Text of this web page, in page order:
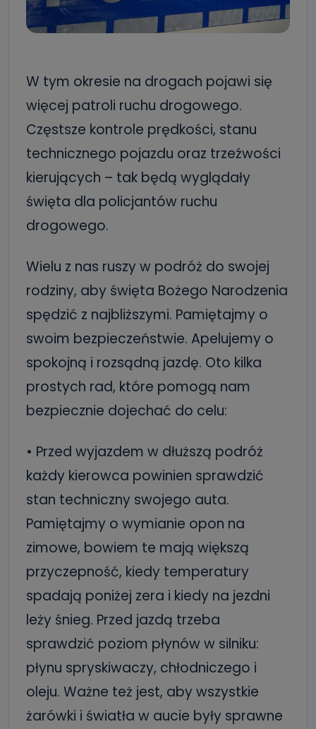
W tym okresie na drogach pojawi się
więcej patroli ruchu drogowego.
Częstsze kontrole prędkości, stanu
technicznego pojazdu oraz trzeźwości
kierujących – tak będą wyglądały
święta dla policjantów ruchu
drogowego.
Wielu z nas ruszy w podróż do swojej
rodziny, aby święta Bożego Narodzenia
spędzić z najbliższymi. Pamiętajmy o
swoim bezpieczeństwie. Apelujemy o
spokojną i rozsądną jazdę. Oto kilka
prostych rad, które pomogą nam
bezpiecznie dojechać do celu:
• Przed wyjazdem w dłuższą podróż
każdy kierowca powinien sprawdzić
stan techniczny swojego auta.
Pamiętajmy o wymianie opon na
zimowe, bowiem te mają większą
przyczepność, kiedy temperatury
spadają poniżej zera i kiedy na jezdni
leży śnieg. Przed jazdą trzeba
sprawdzić poziom płynów w silniku:
płynu spryskiwaczy, chłodniczego i
oleju. Ważne też jest, aby wszystkie
żarówki i światła w aucie były sprawne